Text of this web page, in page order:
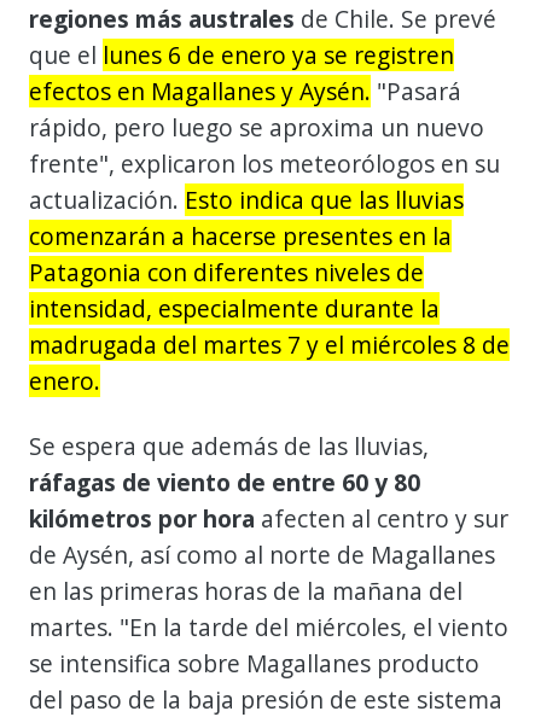
regiones más australes de Chile. Se prevé
que el lunes 6 de enero ya se registren
efectos en Magallanes y Aysén. "Pasará
rápido, pero luego se aproxima un nuevo
frente", explicaron los meteorólogos en su
actualización. Esto indica que las lluvias
comenzarán a hacerse presentes en la
Patagonia con diferentes niveles de
intensidad, especialmente durante la
madrugada del martes 7 y el miércoles 8 de
enero.
Se espera que además de las lluvias,
ráfagas de viento de entre 60 y 80
kilómetros por hora afecten al centro y sur
de Aysén, así como al norte de Magallanes
en las primeras horas de la mañana del
martes. "En la tarde del miércoles, el viento
se intensifica sobre Magallanes producto
del paso de la baja presión de este sistema